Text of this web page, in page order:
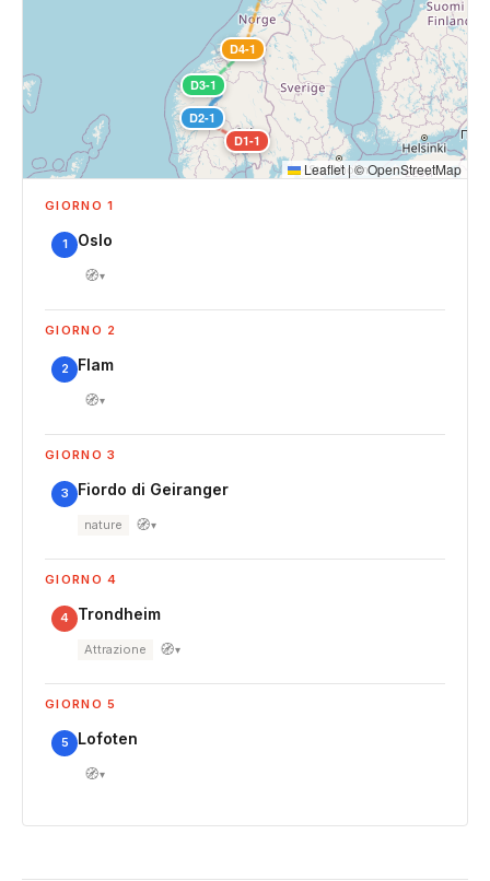
D1-1
D2-1
D3-1
D4-1
Leaflet|©OpenStreetMap
GIORNO 1
1 Oslo
🧭▾
GIORNO 2
2 Flam
🧭▾
GIORNO 3
3 Fiordo di Geiranger
nature 🧭▾
GIORNO 4
4 Trondheim
Attrazione 🧭▾
GIORNO 5
5 Lofoten
🧭▾